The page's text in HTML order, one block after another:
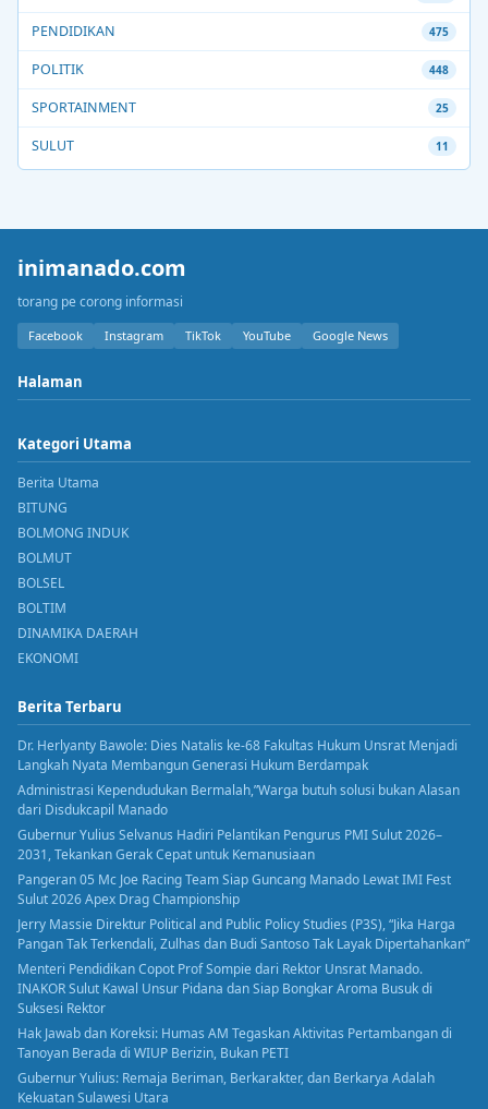
PENDIDIKAN 475
POLITIK 448
SPORTAINMENT 25
SULUT 11
inimanado.com
torang pe corong informasi
Facebook Instagram TikTok YouTube Google News
Halaman
Kategori Utama
Berita Utama
BITUNG
BOLMONG INDUK
BOLMUT
BOLSEL
BOLTIM
DINAMIKA DAERAH
EKONOMI
Berita Terbaru
Dr. Herlyanty Bawole: Dies Natalis ke-68 Fakultas Hukum Unsrat Menjadi
Langkah Nyata Membangun Generasi Hukum Berdampak
Administrasi Kependudukan Bermalah,”Warga butuh solusi bukan Alasan
dari Disdukcapil Manado
Gubernur Yulius Selvanus Hadiri Pelantikan Pengurus PMI Sulut 2026–
2031, Tekankan Gerak Cepat untuk Kemanusiaan
Pangeran 05 Mc Joe Racing Team Siap Guncang Manado Lewat IMI Fest
Sulut 2026 Apex Drag Championship
Jerry Massie Direktur Political and Public Policy Studies (P3S), “Jika Harga
Pangan Tak Terkendali, Zulhas dan Budi Santoso Tak Layak Dipertahankan”
Menteri Pendidikan Copot Prof Sompie dari Rektor Unsrat Manado.
INAKOR Sulut Kawal Unsur Pidana dan Siap Bongkar Aroma Busuk di
Suksesi Rektor
Hak Jawab dan Koreksi: Humas AM Tegaskan Aktivitas Pertambangan di
Tanoyan Berada di WIUP Berizin, Bukan PETI
Gubernur Yulius: Remaja Beriman, Berkarakter, dan Berkarya Adalah
Kekuatan Sulawesi Utara